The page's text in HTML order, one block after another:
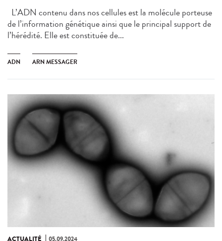
L’ADN contenu dans nos cellules est la molécule porteuse
de l’information génétique ainsi que le principal support de
l’hérédité. Elle est constituée de...
ADN ARN MESSAGER
ACTUALITÉ 05.09.2024